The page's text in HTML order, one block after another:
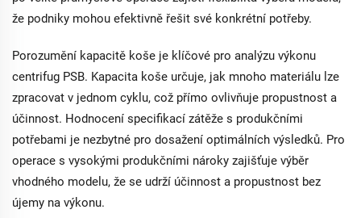
že podniky mohou efektivně řešit své konkrétní potřeby.
Porozumění kapacitě koše je klíčové pro analýzu výkonu
centrifug PSB. Kapacita koše určuje, jak mnoho materiálu lze
zpracovat v jednom cyklu, což přímo ovlivňuje propustnost a
účinnost. Hodnocení specifikací zátěže s produkčními
potřebami je nezbytné pro dosažení optimálních výsledků. Pro
operace s vysokými produkčními nároky zajišťuje výběr
vhodného modelu, že se udrží účinnost a propustnost bez
újemy na výkonu.